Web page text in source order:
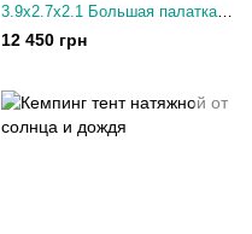
3.9х2.7х2.1 Большая палатка
туристическая полуавтомат 2
комнаты GREENCAMP 1610
12 450 грн